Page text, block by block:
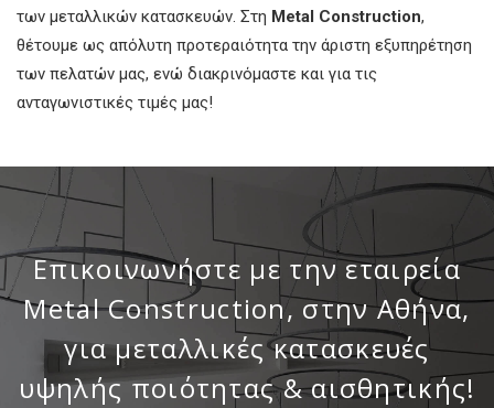
των μεταλλικών κατασκευών. Στη Metal Construction,
θέτουμε ως απόλυτη προτεραιότητα την άριστη εξυπηρέτηση
των πελατών μας, ενώ διακρινόμαστε και για τις
ανταγωνιστικές τιμές μας!
Επικοινωνήστε με την εταιρεία
Metal Construction, στην Αθήνα,
για μεταλλικές κατασκευές
υψηλής ποιότητας & αισθητικής!